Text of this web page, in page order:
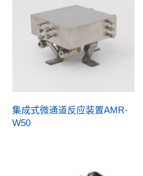
集成式微通道反应装置AMR-
W50